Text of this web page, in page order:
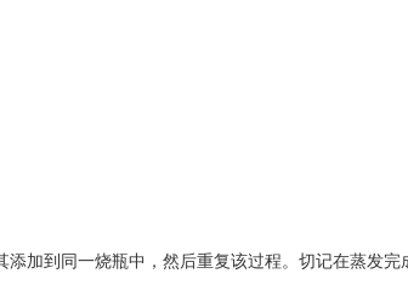
到同一烧瓶中，然后重复该过程。切记在蒸发完